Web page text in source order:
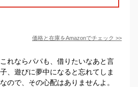
価格と在庫をAmazonでチェック >>
れならパパも、借りたいなあと言
、遊びに夢中になると忘れてしま
ので、その心配はありませんよ。